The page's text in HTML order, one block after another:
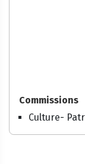
Commissions
Culture-